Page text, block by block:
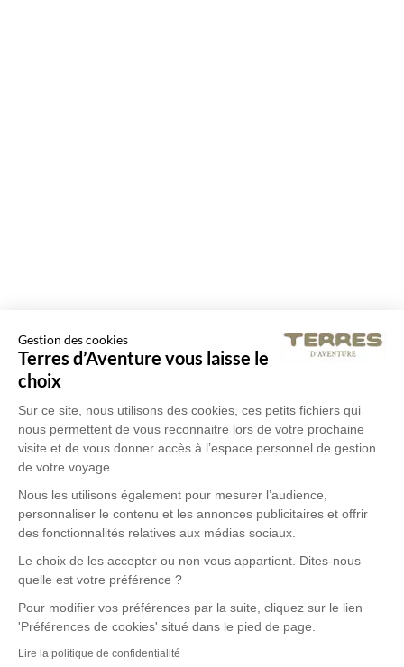
Gestion des cookies
Terres d’Aventure vous laisse le
choix
Sur ce site, nous utilisons des cookies, ces petits fichiers qui
nous permettent de vous reconnaitre lors de votre prochaine
visite et de vous donner accès à l’espace personnel de gestion
de votre voyage.
Nous les utilisons également pour mesurer l’audience,
personnaliser le contenu et les annonces publicitaires et offrir
des fonctionnalités relatives aux médias sociaux.
Le choix de les accepter ou non vous appartient. Dites-nous
quelle est votre préférence ?
Pour modifier vos préférences par la suite, cliquez sur le lien
'Préférences de cookies' situé dans le pied de page.
Lire la politique de confidentialité